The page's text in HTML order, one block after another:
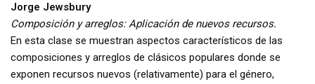
Jorge Jewsbury
Composición y arreglos: Aplicación de nuevos recursos.
En esta clase se muestran aspectos característicos de las
composiciones y arreglos de clásicos populares donde se
exponen recursos nuevos (relativamente) para el género,